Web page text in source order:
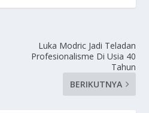
Luka Modric Jadi Teladan
Profesionalisme Di Usia 40
Tahun
BERIKUTNYA